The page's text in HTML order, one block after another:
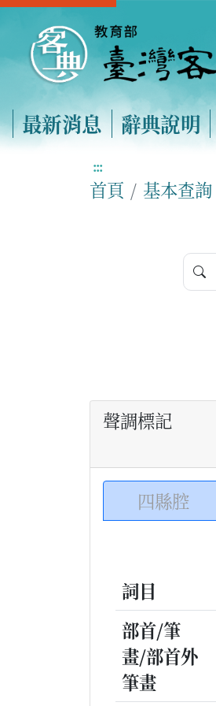
最新消息 辭典說明
:::
首頁 基本查詢
聲調標記
四縣腔
詞目
部首/筆
畫/部首外
筆畫